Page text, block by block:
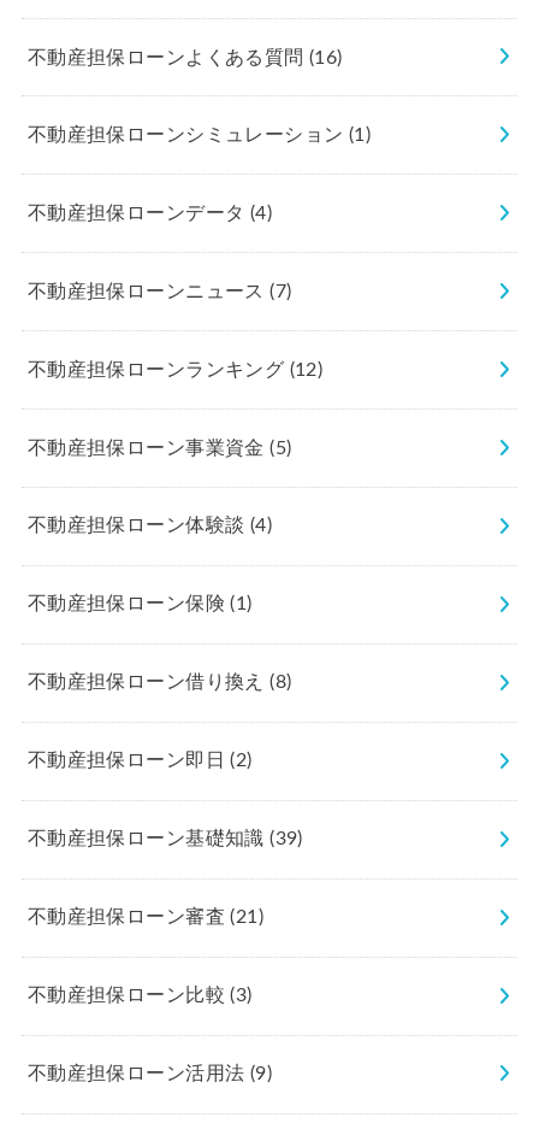
不動産担保ローンよくある質問(16)
不動産担保ローンシミュレーション (1)
不動産担保ローンデータ (4)
不動産担保ローンニュース(7)
不動産担保ローンランキング (12)
不動産担保ローン事業資金(5)
不動産担保ローン体験談 (4)
不動産担保ローン保険(1)
不動産担保ローン借り換え(8)
不動産担保ローン即日(2)
不動産担保ローン基礎知識(39)
不動産担保ローン審査(21)
不動産担保ローン比較(3)
不動産担保ローン活用法 (9)